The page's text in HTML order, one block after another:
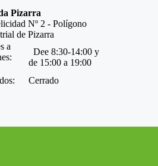
Pizarra
Nº 2 - Polígono
de Pizarra
a
Dee 8:30-14:00 y
de 15:00 a 19:00
Cerrado